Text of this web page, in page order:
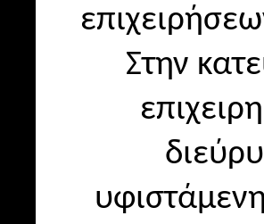
Στην